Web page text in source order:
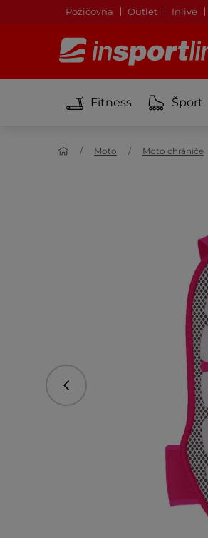
Požičovňa Outlet Inlive
Fitness Šport
Moto Moto chrániče
Predchádzajúce